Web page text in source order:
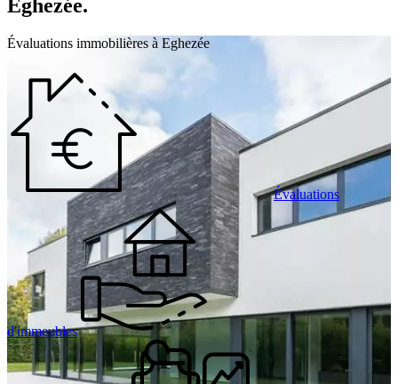
Eghezée.
Évaluations immobilières à Eghezée
Évaluations
d'immeubles